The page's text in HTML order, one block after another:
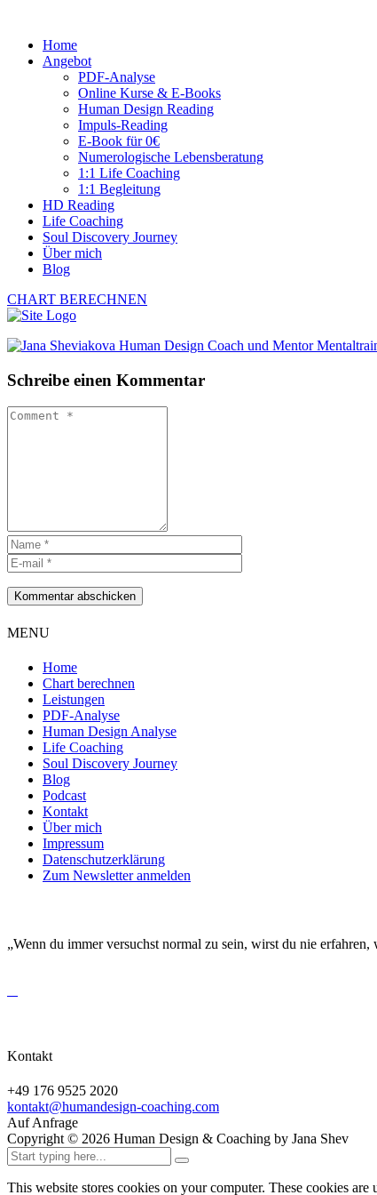
Home
Angebot
PDF-Analyse
Online Kurse & E-Books
Human Design Reading
Impuls-Reading
E-Book für 0€
Numerologische Lebensberatung
1:1 Life Coaching
1:1 Begleitung
HD Reading
Life Coaching
Soul Discovery Journey
Über mich
Blog
CHART BERECHNEN
Schreibe einen Kommentar
Kommentar abschicken
MENU
Home
Chart berechnen
Leistungen
PDF-Analyse
Human Design Analyse
Life Coaching
Soul Discovery Journey
Blog
Podcast
Kontakt
Über mich
Impressum
Datenschutzerklärung
Zum Newsletter anmelden
„Wenn du immer versuchst normal zu sein, wirst du nie
Kontakt
+49 176 9525 2020
kontakt@humandesign-coaching.com
Auf Anfrage
Copyright © 2026 Human Design & Coaching by Jana Shev
This website stores cookies on your computer. These cookies